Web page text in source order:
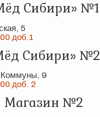
Сибири» №1
5
доб.1
Сибири» №2
Коммуны, 9
доб. 2
Магазин №2